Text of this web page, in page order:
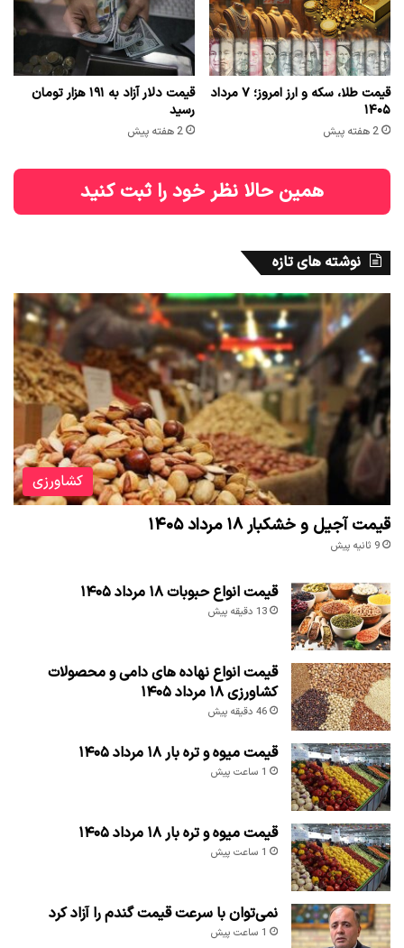
قیمت طلا، سکه و ارز امروز؛ ۷ مرداد
۱۴۰۵
2 هفته پیش
قیمت دلار آزاد به ۱۹۱ هزار تومان
رسید
2 هفته پیش
همین حالا نظر خود را ثبت کنید
نوشته های تازه
کشاورزی
قیمت آجیل و خشکبار ۱۸ مرداد ۱۴۰۵
9 ثانیه پیش
قیمت انواع حبوبات ۱۸ مرداد ۱۴۰۵
13 دقیقه پیش
قیمت انواع نهاده های دامی و محصولات
کشاورزی ۱۸ مرداد ۱۴۰۵
46 دقیقه پیش
قیمت میوه و تره بار ۱۸ مرداد ۱۴۰۵
1 ساعت پیش
قیمت میوه و تره بار ۱۸ مرداد ۱۴۰۵
1 ساعت پیش
نمی‌توان با سرعت قیمت گندم را آزاد کرد
1 ساعت پیش